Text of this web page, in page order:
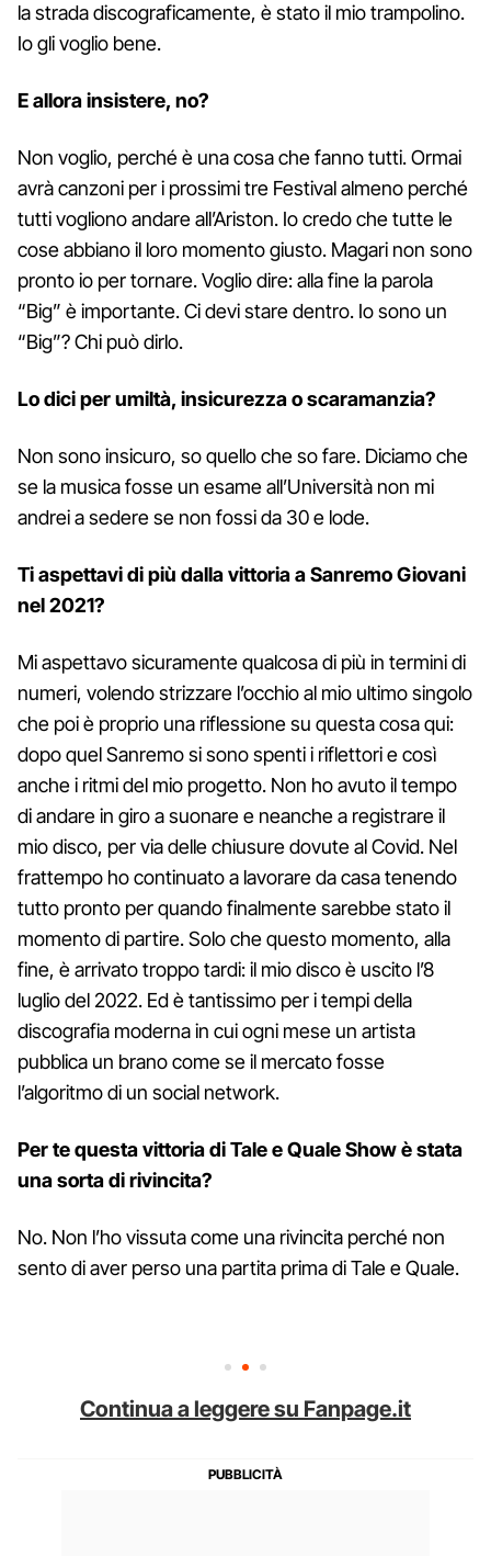
la strada discograficamente, è stato il mio trampolino.
Io gli voglio bene.
E allora insistere, no?
Non voglio, perché è una cosa che fanno tutti. Ormai
avrà canzoni per i prossimi tre Festival almeno perché
tutti vogliono andare all’Ariston. Io credo che tutte le
cose abbiano il loro momento giusto. Magari non sono
pronto io per tornare. Voglio dire: alla fine la parola
“Big” è importante. Ci devi stare dentro. Io sono un
“Big”? Chi può dirlo.
Lo dici per umiltà, insicurezza o scaramanzia?
Non sono insicuro, so quello che so fare. Diciamo che
se la musica fosse un esame all’Università non mi
andrei a sedere se non fossi da 30 e lode.
Ti aspettavi di più dalla vittoria a Sanremo Giovani
nel 2021?
Mi aspettavo sicuramente qualcosa di più in termini di
numeri, volendo strizzare l’occhio al mio ultimo singolo
che poi è proprio una riflessione su questa cosa qui:
dopo quel Sanremo si sono spenti i riflettori e così
anche i ritmi del mio progetto. Non ho avuto il tempo
di andare in giro a suonare e neanche a registrare il
mio disco, per via delle chiusure dovute al Covid. Nel
frattempo ho continuato a lavorare da casa tenendo
tutto pronto per quando finalmente sarebbe stato il
momento di partire. Solo che questo momento, alla
fine, è arrivato troppo tardi: il mio disco è uscito l’8
luglio del 2022. Ed è tantissimo per i tempi della
discografia moderna in cui ogni mese un artista
pubblica un brano come se il mercato fosse
l’algoritmo di un social network.
Per te questa vittoria di Tale e Quale Show è stata
una sorta di rivincita?
No. Non l’ho vissuta come una rivincita perché non
sento di aver perso una partita prima di Tale e Quale.
Continua a leggere su Fanpage.it